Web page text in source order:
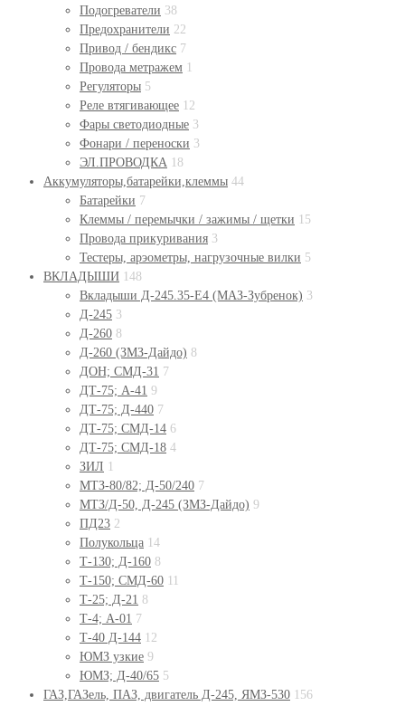
Подогреватели 38
Предохранители 22
Привод / бендикс 7
Провода метражем 1
Регуляторы 5
Реле втягивающее 12
Фары светодиодные 3
Фонари / переноски 3
ЭЛ.ПРОВОДКА 18
Аккумуляторы,батарейки,клеммы 44
Батарейки 7
Клеммы / перемычки / зажимы / щетки 15
Провода прикуривания 3
Тестеры, арэометры, нагрузочные вилки 5
ВКЛАДЫШИ 148
Вкладыши Д-245.35-Е4 (МАЗ-Зубренок) 3
Д-245 3
Д-260 8
Д-260 (ЗМЗ-Дайдо) 8
ДОН; СМД-31 7
ДТ-75; А-41 9
ДТ-75; Д-440 7
ДТ-75; СМД-14 6
ДТ-75; СМД-18 4
ЗИЛ 1
МТЗ-80/82; Д-50/240 7
МТЗ/Д-50, Д-245 (ЗМЗ-Дайдо) 9
ПД23 2
Полукольца 14
Т-130; Д-160 8
Т-150; СМД-60 11
Т-25; Д-21 8
Т-4; А-01 7
Т-40 Д-144 12
ЮМЗ узкие 9
ЮМЗ; Д-40/65 5
ГАЗ,ГАЗель, ПАЗ, двигатель Д-245, ЯМЗ-530 156